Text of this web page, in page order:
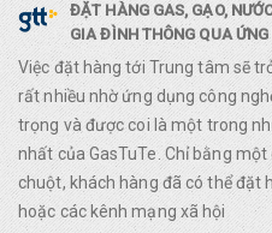
ĐẶT HÀNG GAS, GẠO,
GIA ĐÌNH THÔNG QUA ỨNG
Việc đặt hàng tới Trung tâm sẽ
rất nhiều nhờ ứng dụng công
trọng và được coi là một trong
nhất của GasTuTe. Chỉ bằng
chuột, khách hàng đã có thể đặt
hoặc các kênh mạng xã hội